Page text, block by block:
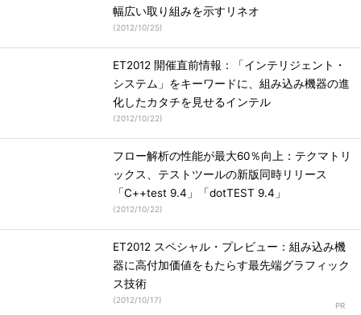
幅広い取り組みを示すリネオ
(2012/10/25)
ET2012 開催直前情報：「インテリジェント・
システム」をキーワードに、組み込み機器の進
化したカタチを見せるインテル
(2012/10/22)
フロー解析の性能が最大60％向上：テクマトリ
ックス、テストツールの新版同時リリース
「C++test 9.4」「dotTEST 9.4」
(2012/10/22)
ET2012 スペシャル・プレビュー：組み込み機
器に高付加価値をもたらす最先端グラフィック
ス技術
(2012/10/17)